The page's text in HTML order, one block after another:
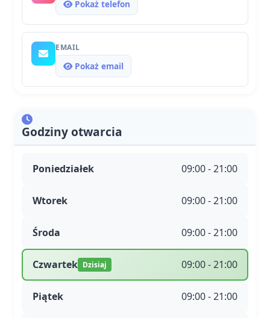
Pokaż telefon
EMAIL
Pokaż email
Godziny otwarcia
Poniedziałek 09:00 - 21:00
Wtorek 09:00 - 21:00
Środa 09:00 - 21:00
Czwartek Dzisiaj 09:00 - 21:00
Piątek 09:00 - 21:00